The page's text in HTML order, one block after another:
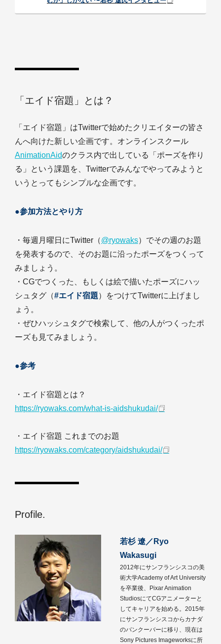
「エイド宿題」とは？
「エイド宿題」はTwitterで始めたクリエイターの皆さ
んへ向けた新しい企画です。オンラインスクール
AnimationAidのクラス内で出している「ポーズを作り
る」という課題を、Twitterでみんなでやってみようと
いうとってもシンプルな企画です。
●参加方法とやり方
・毎週月曜日にTwitter（@ryowaks）でその週のお題
を発表するので、そのお題に沿ったポーズをつくって
みましょう。
・CGでつくった、もしくは絵で描いたポーズにハッ
シュタグ（#エイド宿題）をつけてTwitterに上げまし
ょう。
・ぜひハッシュタグで検索して、他の人がつくったポ
ーズも見てみましょう。
●参考
・エイド宿題とは？
https://ryowaks.com/what-is-aidshukudai/
・エイド宿題 これまでのお題
https://ryowaks.com/category/aidshukudai/
Profile.
若杉 遼／Ryo
Wakasugi
2012年にサンフランシスコの美
術大学Academy of Art University
を卒業後、Pixar Animation
StudiosにてCGアニメーターと
してキャリアを始める。2015年
にサンフランシスコからカナダ
のバンクーバーに移り、現在は
Sony Pictures Imageworksに所